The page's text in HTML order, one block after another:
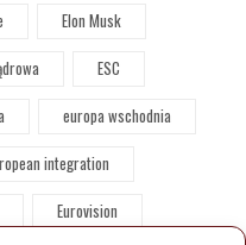
Elon Musk
ESC
europa wschodnia
integration
Eurovision